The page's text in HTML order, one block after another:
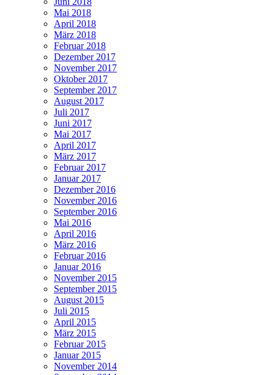
Mai 2018
April 2018
März 2018
Februar 2018
Dezember 2017
November 2017
Oktober 2017
September 2017
August 2017
Juli 2017
Juni 2017
Mai 2017
April 2017
März 2017
Februar 2017
Januar 2017
Dezember 2016
November 2016
September 2016
Mai 2016
April 2016
März 2016
Februar 2016
Januar 2016
November 2015
September 2015
August 2015
Juli 2015
April 2015
März 2015
Februar 2015
Januar 2015
November 2014